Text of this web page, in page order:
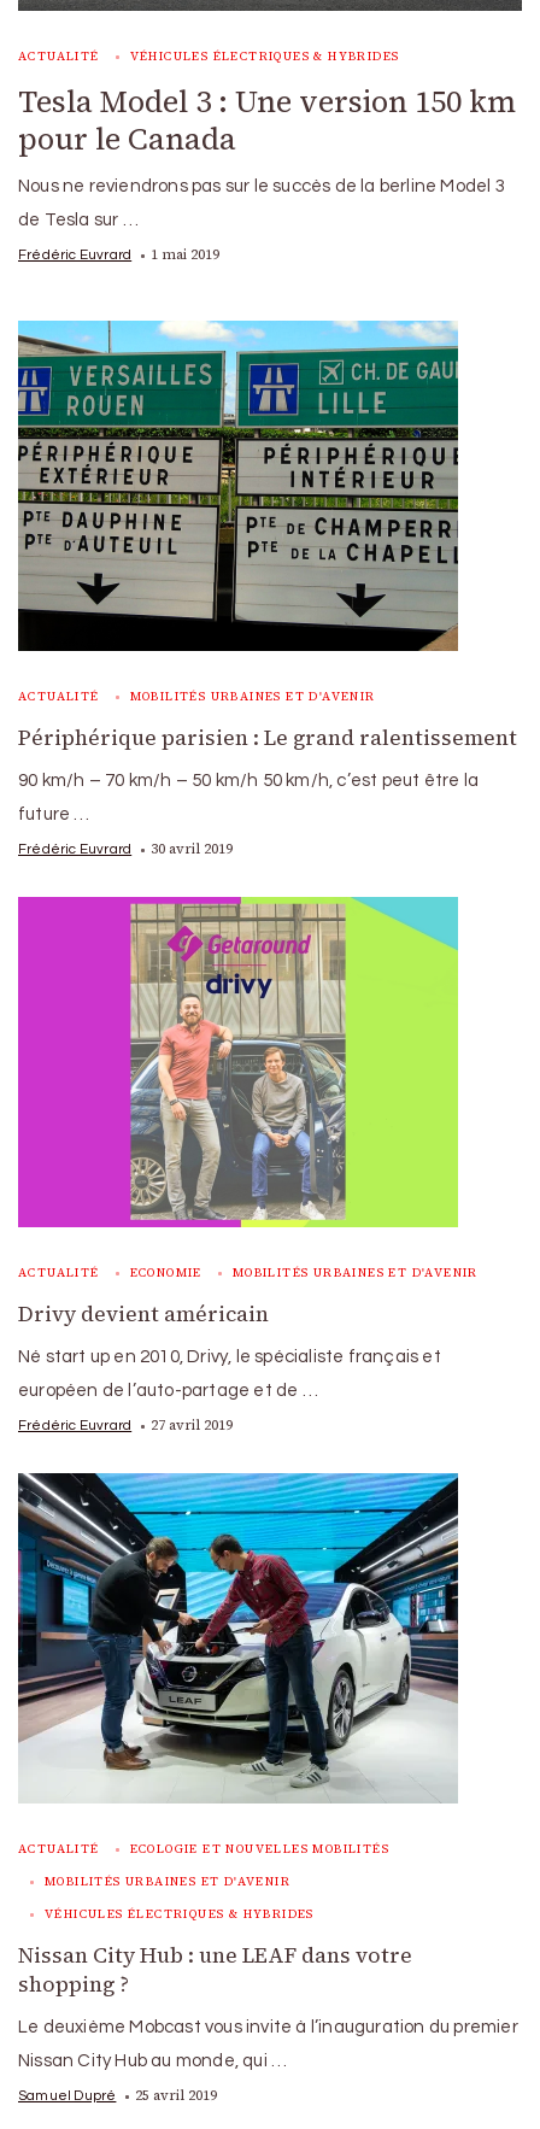
ACTUALITÉ VÉHICULES ÉLECTRIQUES & HYBRIDES
Tesla Model 3 : Une version 150 km
pour le Canada
Nous ne reviendrons pas sur le succès de la berline Model 3
de Tesla sur …
Frédéric Euvrard 1 mai 2019
ACTUALITÉ MOBILITÉS URBAINES ET D'AVENIR
Périphérique parisien : Le grand ralentissement
90 km/h – 70 km/h – 50 km/h 50 km/h, c’est peut être la
future …
Frédéric Euvrard 30 avril 2019
ACTUALITÉ ECONOMIE MOBILITÉS URBAINES ET D'AVENIR
Drivy devient américain
Né start up en 2010, Drivy, le spécialiste français et
européen de l’auto-partage et de …
Frédéric Euvrard 27 avril 2019
ACTUALITÉ ECOLOGIE ET NOUVELLES MOBILITÉS
MOBILITÉS URBAINES ET D'AVENIR
VÉHICULES ÉLECTRIQUES & HYBRIDES
Nissan City Hub : une LEAF dans votre
shopping ?
Le deuxième Mobcast vous invite à l’inauguration du premier
Nissan City Hub au monde, qui …
Samuel Dupré 25 avril 2019